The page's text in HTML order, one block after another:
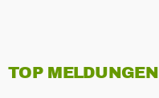
TOP MELDUNGEN